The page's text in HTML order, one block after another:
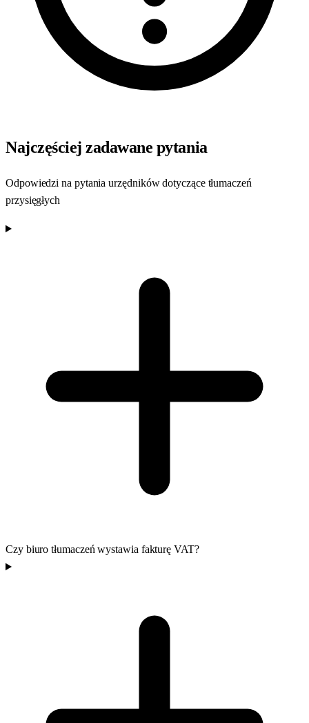
Najczęściej zadawane pytania
Odpowiedzi na pytania urzędników dotyczące tłumaczeń
przysięgłych
Czy biuro tłumaczeń wystawia fakturę VAT?